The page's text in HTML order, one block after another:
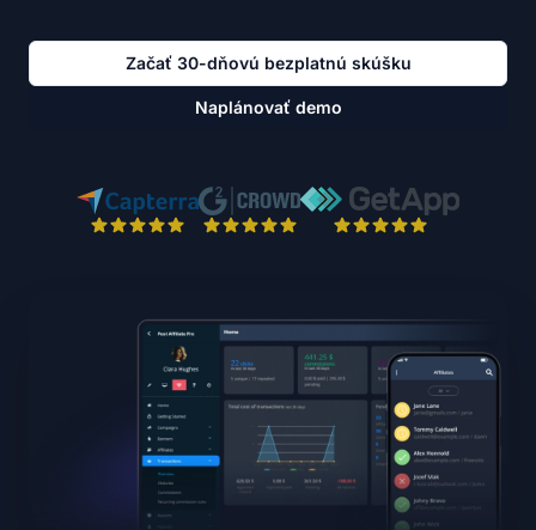
Začať 30-dňovú bezplatnú skúšku
Naplánovať demo